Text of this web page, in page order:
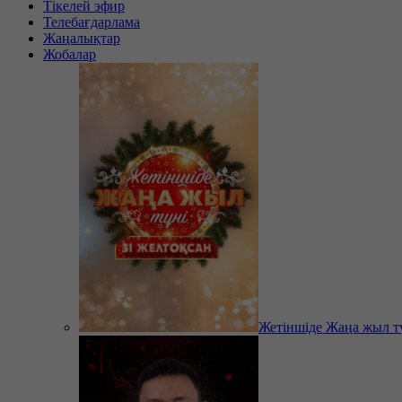
Тікелей эфир
Телебағдарлама
Жаңалықтар
Жобалар
Жетіншіде Жаңа жыл